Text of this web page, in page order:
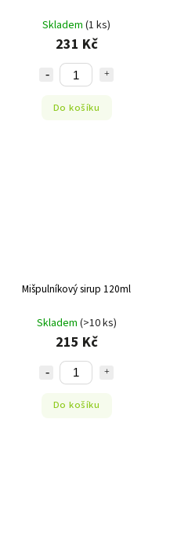
Skladem (1 ks)
231 Kč
Do košíku
Mišpulníkový sirup 120ml
Skladem (>10 ks)
215 Kč
Do košíku